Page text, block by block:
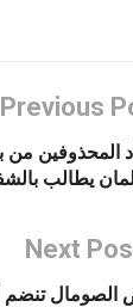
Previous
من
يطالب
Next
الصومال تنضم